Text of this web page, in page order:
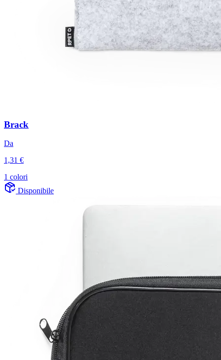
Brack
Da
1,31 €
1 colori
Disponibile